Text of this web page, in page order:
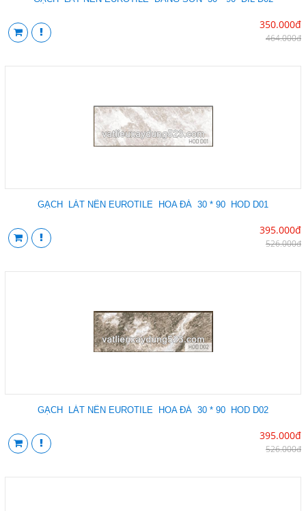
350.000đ
464.000đ
GẠCH LÁT NỀN EUROTILE HOA ĐÁ 30 * 90 HOD D01
395.000đ
526.000đ
GẠCH LÁT NỀN EUROTILE HOA ĐÁ 30 * 90 HOD D02
395.000đ
526.000đ